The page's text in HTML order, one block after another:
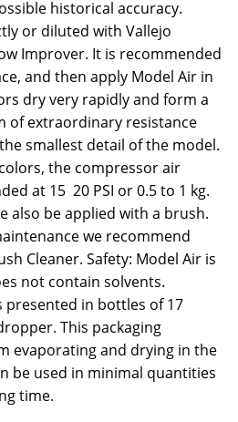
historical accuracy.
or diluted with Vallejo
Improver. It is recommended
and then apply Model Air in
dry very rapidly and form a
of extraordinary resistance
smallest detail of the model.
the compressor air
at 15  20 PSI or 0.5 to 1 kg.
also be applied with a brush.
we recommend
Cleaner. Safety: Model Air is
not contain solvents.
presented in bottles of 17
This packaging
evaporating and drying in the
be used in minimal quantities
time.